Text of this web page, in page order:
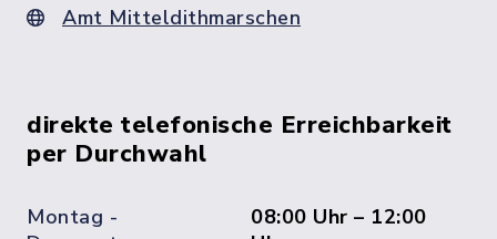
Amt Mitteldithmarschen
direkte telefonische Erreichbarkeit
per Durchwahl
Montag -
08:00 Uhr – 12:00